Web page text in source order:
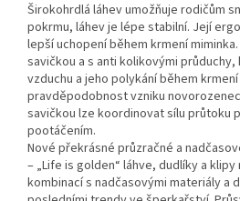
Širokohrdlá láhev umožňuje rodičům
pokrmu, láhev je lépe stabilní. Její
lepší uchopení během krmení
savičkou a s anti kolikovými
vzduchu a jeho polykání během
pravděpodobnost vzniku
savičkou lze koordinovat sílu průtoku
pootáčením.
Nové překrásné průzračné a
– „Life is golden“ láhve, dudlíky a
kombinací s nadčasovými materiály a